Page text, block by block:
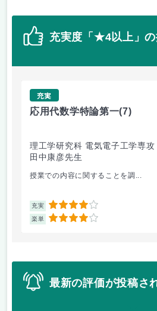
充実度「★4以上」
充実
応用代数学特論第一(7)
理工学研究科 電気電子工学専攻
田中康彦先生
授業での内容に関することを調...
充実 4
楽単 4
最新の評価が投稿さ